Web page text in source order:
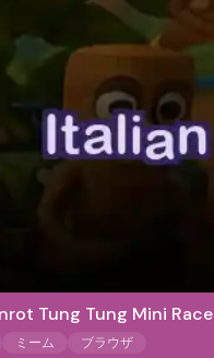
Tung Tung Mini Race
ミーム ブラウザ